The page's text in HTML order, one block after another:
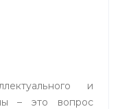
и
– это вопрос